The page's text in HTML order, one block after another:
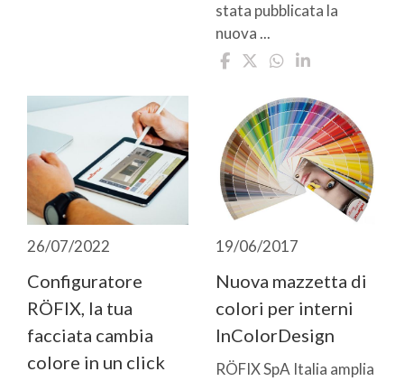
stata pubblicata la
nuova ...
26/07/2022
Configuratore
RÖFIX, la tua
facciata cambia
colore in un click
19/06/2017
Nuova mazzetta di
colori per interni
InColorDesign
RÖFIX SpA Italia amplia